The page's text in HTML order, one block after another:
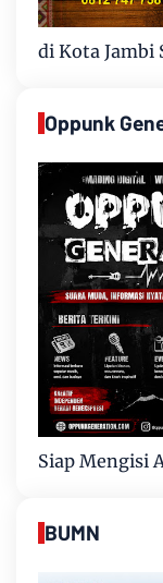
di Kota Jambi
Oppunk
Siap Mengisi
BUMN